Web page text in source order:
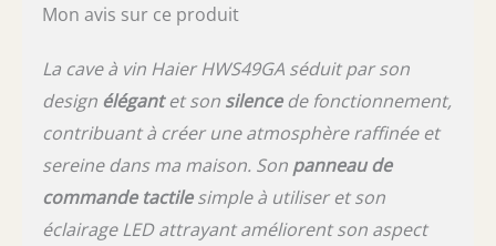
Mon avis sur ce produit
La cave à vin Haier HWS49GA séduit par son
design élégantet son silencede fonctionnement,
contribuant à créer une atmosphère raffinée et
sereine dans ma maison. Son panneau de
commande tactilesimple à utiliser et son
éclairage LED attrayant améliorent son aspect